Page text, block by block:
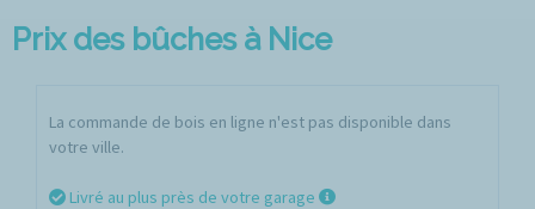
Prix des bûches à Nice
La commande de bois en ligne n'est pas disponible dans
votre ville.
Livré au plus près de votre garage